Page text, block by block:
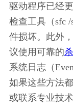
驱动程序已经
检查工具（sfc
件损坏。此外
议使用可靠的
系统日志（
如果这些方法
或联系专业技术